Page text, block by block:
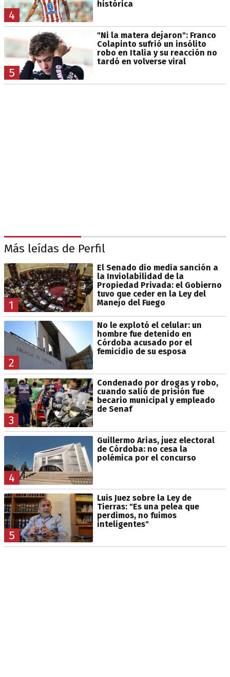
4
histórica
5
"Ni la matera dejaron": Franco
Colapinto sufrió un insólito
robo en Italia y su reacción no
tardó en volverse viral
Más leídas de Perfil
1
El Senado dio media sanción a
la Inviolabilidad de la
Propiedad Privada: el Gobierno
tuvo que ceder en la Ley del
Manejo del Fuego
2
No le explotó el celular: un
hombre fue detenido en
Córdoba acusado por el
femicidio de su esposa
3
Condenado por drogas y robo,
cuando salió de prisión fue
becario municipal y empleado
de Senaf
4
Guillermo Arias, juez electoral
de Córdoba: no cesa la
polémica por el concurso
5
Luis Juez sobre la Ley de
Tierras: "Es una pelea que
perdimos, no fuimos
inteligentes"